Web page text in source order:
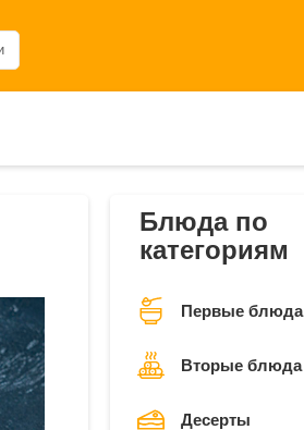
Блюда по
категориям
Первые блюда
Вторые блюда
Десерты